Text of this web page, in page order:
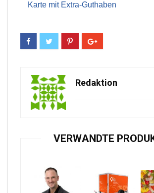
Karte mit Extra-Guthaben
Redaktion
VERWANDTE